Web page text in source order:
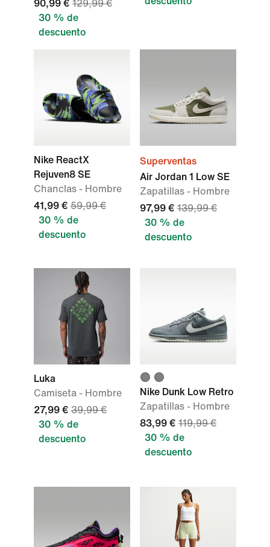
90,99 € 129,99 €
30 % de
descuento
Nike ReactX
Rejuven8 SE
Chanclas - Hombre
41,99 € 59,99 €
30 % de
descuento
Superventas
Air Jordan 1 Low SE
Zapatillas - Hombre
97,99 € 139,99 €
30 % de
descuento
Luka
Camiseta - Hombre
27,99 € 39,99 €
30 % de
descuento
Nike Dunk Low Retro
Zapatillas - Hombre
83,99 € 119,99 €
30 % de
descuento